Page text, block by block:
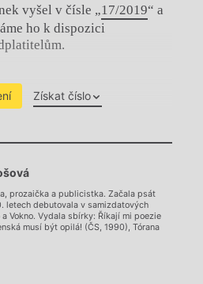
vyšel v čísle „17/2019“ a
ho k dispozici
Získat číslo
Načítá se.
prozaička a publicistka. Začala psát
letech debutovala v samizdatových
Vokno. Vydala sbírky: Říkají mi poezie
musí být opilá! (ČS, 1990), Tórana